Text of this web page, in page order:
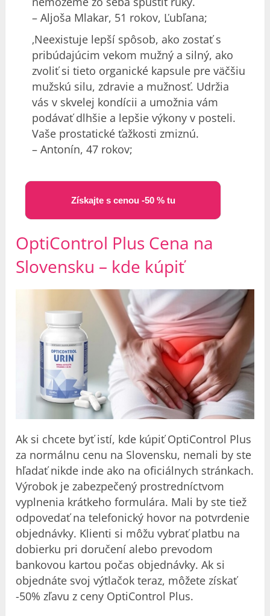
– Aljoša Mlakar, 51 rokov, Ľubľana;
‚Neexistuje lepší spôsob, ako zostať s
pribúdajúcim vekom mužný a silný, ako
zvoliť si tieto organické kapsule pre väčšiu
mužskú silu, zdravie a mužnosť. Udržia
vás v skvelej kondícii a umožnia vám
podávať dlhšie a lepšie výkony v posteli.
Vaše prostatické ťažkosti zmiznú.
– Antonín, 47 rokov;
Získajte s cenou -50 % tu
OptiControl Plus Cena na
Slovensku – kde kúpiť
Ak si chcete byť istí, kde kúpiť OptiControl Plus
za normálnu cenu na Slovensku, nemali by ste
hľadať nikde inde ako na oficiálnych stránkach.
Výrobok je zabezpečený prostredníctvom
vyplnenia krátkeho formulára. Mali by ste tiež
odpovedať na telefonický hovor na potvrdenie
objednávky. Klienti si môžu vybrať platbu na
dobierku pri doručení alebo prevodom
bankovou kartou počas objednávky. Ak si
objednáte svoj výtlačok teraz, môžete získať
-50% zľavu z ceny OptiControl Plus.